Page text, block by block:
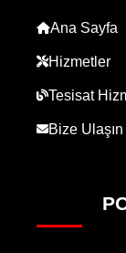
Ana Sayfa
Hizmetler
Tesisat
Bize Ulaşın